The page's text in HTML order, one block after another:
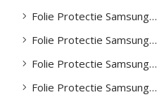
Folie Protectie Samsung Z Fold 5 -5g
Folie Protectie Samsung A03
Folie Protectie Samsung A04
Folie Protectie Samsung A13